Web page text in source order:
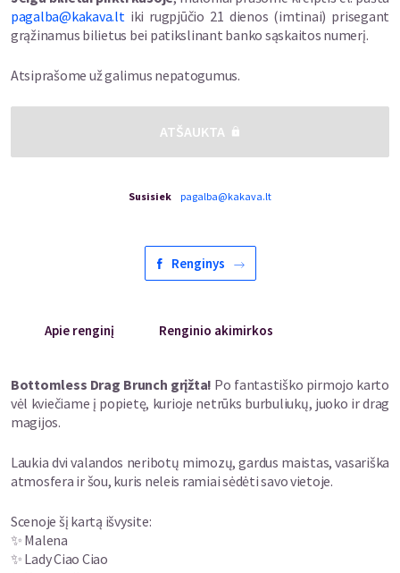
pagalba@kakava.ltiki rugpjūčio 21 dienos (imtinai) prisegant
grąžinamus bilietus bei patikslinant banko sąskaitos numerį.
Atsiprašome už galimus nepatogumus.
ATŠAUKTA
Susisiek pagalba@kakava.lt
Renginys
Apie renginį Renginio akimirkos
Bottomless Drag Brunch grįžta! Po fantastiško pirmojo karto
vėl kviečiame į popietę, kurioje netrūks burbuliukų, juoko ir drag
magijos.
Laukia dvi valandos neribotų mimozų, gardus maistas, vasariška
atmosfera ir šou, kuris neleis ramiai sėdėti savo vietoje.
Scenoje šį kartą išvysite:
✨ Malena
✨ Lady Ciao Ciao